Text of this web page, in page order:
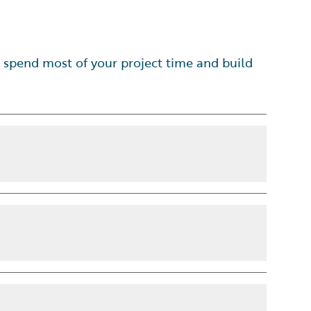
most of your project time and build